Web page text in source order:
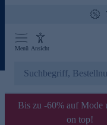
Menü Ansicht
Bis zu -60% auf Mode
on top!